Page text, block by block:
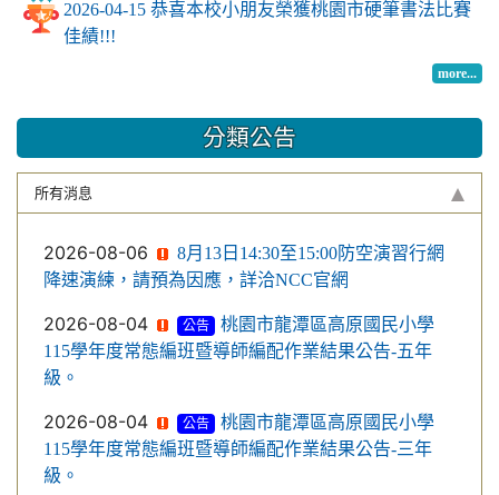
2026-04-15 恭喜本校小朋友榮獲桃園市硬筆書法比賽
佳績!!!
more...
分類公告
所有消息
2026-08-06
8月13日14:30至15:00防空演習行網
降速演練，請預為因應，詳洽NCC官網
2026-08-04 公告
桃園市龍潭區高原國民小學
115學年度常態編班暨導師編配作業結果公告-五年
級。
2026-08-04 公告
桃園市龍潭區高原國民小學
115學年度常態編班暨導師編配作業結果公告-三年
級。